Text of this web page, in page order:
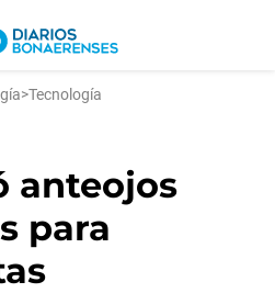
>Tecnología
anteojos
para